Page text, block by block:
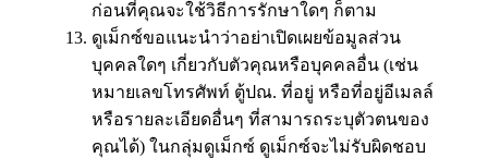
ก่อนที่คุณจะใช้วิธีการรักษาใดๆ ก็ตาม
ดูเม็กซ์ขอแนะนำว่าอย่าเปิดเผยข้อมูลส่วน
บุคคลใดๆ เกี่ยวกับตัวคุณหรือบุคคลอื่น (เช่น
หมายเลขโทรศัพท์ ตู้ปณ. ที่อยู่ หรือที่อยู่อีเมลล์
หรือรายละเอียดอื่นๆ ที่สามารถระบุตัวตนของ
คุณได้) ในกลุ่มดูเม็กซ์ ดูเม็กซ์จะไม่รับผิดชอบ